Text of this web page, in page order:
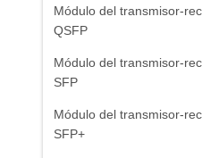
Módulo del transmisor-
QSFP
Módulo del transmisor-
SFP
Módulo del transmisor-
SFP+